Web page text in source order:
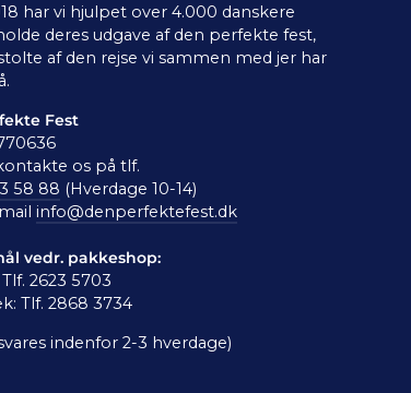
har vi hjulpet over 4.000 danskere
deres udgave af den perfekte fest,
af den rejse vi sammen med jer har
Fest
os på tlf.
58 88 (Hverdage 10-14)
info@denperfektefest.dk
vedr. pakkeshop:
2623 5703
Tlf. 2868 3734
indenfor 2-3 hverdage)